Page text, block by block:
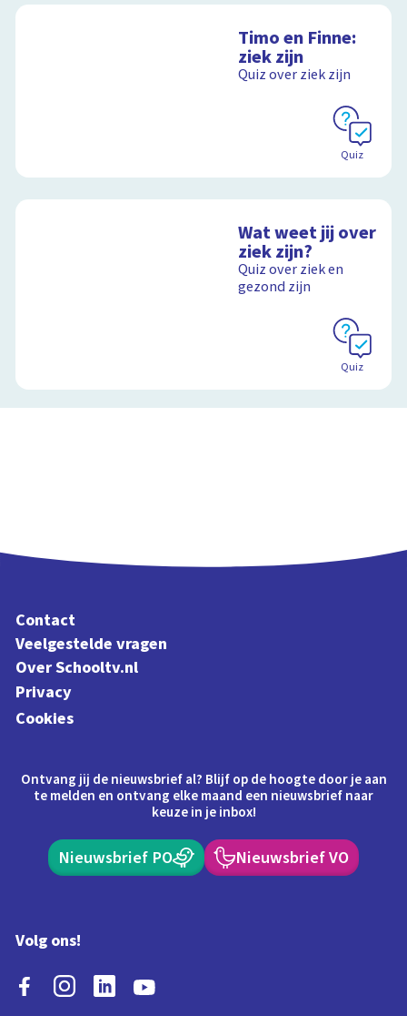
Timo en Finne:
ziek zijn
Quiz over ziek zijn
Quiz
Wat weet jij over
ziek zijn?
Quiz over ziek en
gezond zijn
Quiz
Contact
Veelgestelde vragen
Over Schooltv.nl
Privacy
Cookies
Ontvang jij de nieuwsbrief al? Blijf op de hoogte door je aan
te melden en ontvang elke maand een nieuwsbrief naar
keuze in je inbox!
Nieuwsbrief PO Nieuwsbrief VO
Volg ons!